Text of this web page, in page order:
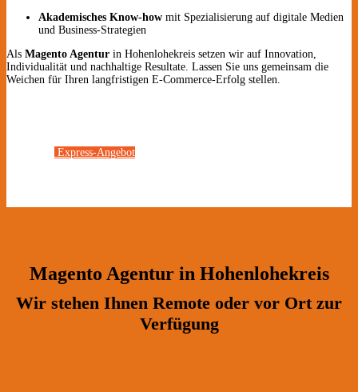
Akademisches Know-how mit Spezialisierung auf digitale Medien
und Business-Strategien
Als Magento Agentur in Hohenlohekreis setzen wir auf Innovation,
Individualität und nachhaltige Resultate. Lassen Sie uns gemeinsam die
Weichen für Ihren langfristigen E-Commerce-Erfolg stellen.
Express-Angebot
Magento Agentur in Hohenlohekreis
Wir stehen Ihnen Remote oder vor Ort zur
Verfügung